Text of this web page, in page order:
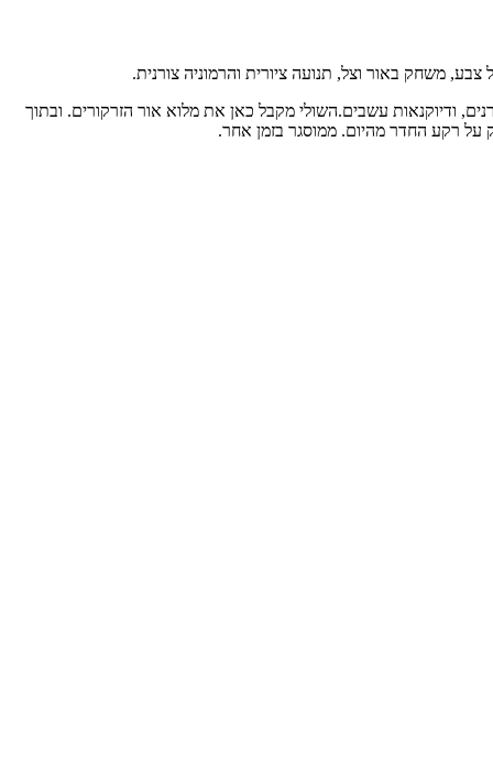
צבע, משחק באור וצל, תנועה ציורית והרמוניה צורנית.
ודיוקנאות עשבים.השולי מקבל כאן את מלוא אור הזרקורים. ובתוך
על רקע החדר מהיום. ממוסגר בזמן אחר.